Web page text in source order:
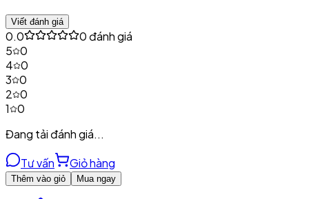
Viết đánh giá
0.0 0 đánh giá
5 0
4 0
3 0
2 0
1
0
Đang tải đánh giá...
Tư vấn
Giỏ hàng
Thêm vào giỏ Mua ngay